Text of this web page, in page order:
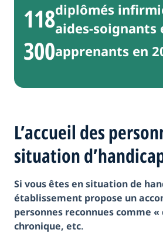
118diplômés
aides-soignants
300apprenants en
L’accueil des
situation
Si vous êtes en situation de
établissement propose un
personnes reconnues comme
chronique, etc.